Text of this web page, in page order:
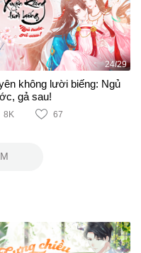
24/29
không lười biếng: Ngủ
gả sau!
8K 67